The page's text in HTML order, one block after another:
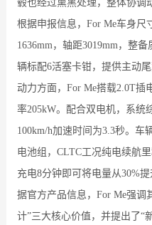
毂也经过熏黑处理，整体协调
根据申报信息，For Me车身尺
1636mm，轴距3019mm，整
辆标配6活塞卡钳，提供主动
动力方面，For Me搭载2.0T插
率205kW。配合双电机，系统
100km/h加速时间为3.3秒。车
电池组，CLTC工况纯电续航
充电8分钟即可将电量从30%提
据官方产品信息，For Me强调
计”三大核心价值，并提出了“